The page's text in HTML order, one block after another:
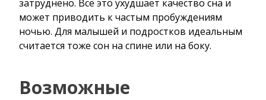
затруднено. Все это ухудшает качество сна и
может приводить к частым пробуждениям
ночью. Для малышей и подростков идеальным
считается тоже сон на спине или на боку.
Возможные